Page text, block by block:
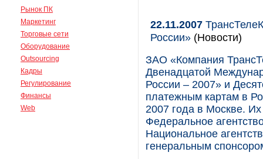
Рынок ПК
Маркетинг
Торговые сети
Оборудование
Outsourcing
Кадры
Регулирование
Финансы
Web
22.11.2007
России» (Новости)
ЗАО «Компания
Двенадцатой
России – 2007» и
платежным картам в
2007 года в Москве. Их
Федеральное
Национальное
генеральным